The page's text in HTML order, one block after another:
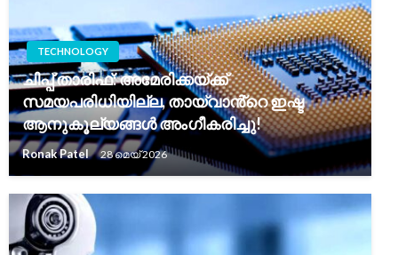
TECHNOLOGY
ചിപ്പ് താരിഫ്: അമേരിക്കയ്ക്ക്
സമയപരിധിയില്ല, തായ്‌വാൻ്റെ ഇഷ്ട
ആനുകൂല്യങ്ങൾ അംഗീകരിച്ചു!
Ronak Patel 28 മെയ്‌ 2026